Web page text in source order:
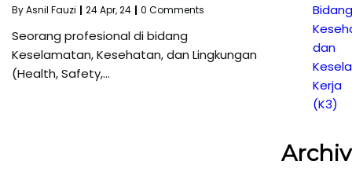
ByAsnil Fauzi | 24Apr, 24 | 0 Comments
Seorang profesional di bidang
Keselamatan, Kesehatan, dan Lingkungan
(Health, Safety,…
dan
Kerja
(K3)